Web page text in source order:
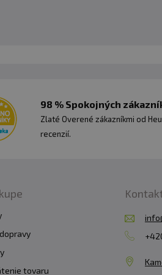
Odporúčané
dostatočným
: 3 kapsuly
Počet dávok v balení:30
98 % Spokojných
Zlaté Overené zákazníkmi od
recenzií.
tovaru